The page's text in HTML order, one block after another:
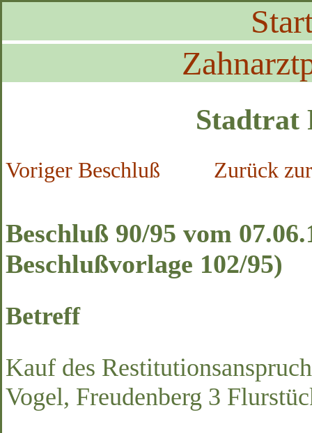
Stadtrat
Voriger Beschluß Zurück
Beschluß 90/95 vom
Beschlußvorlage 102/95)
Betreff
Kauf des
Vogel, Freudenberg 3